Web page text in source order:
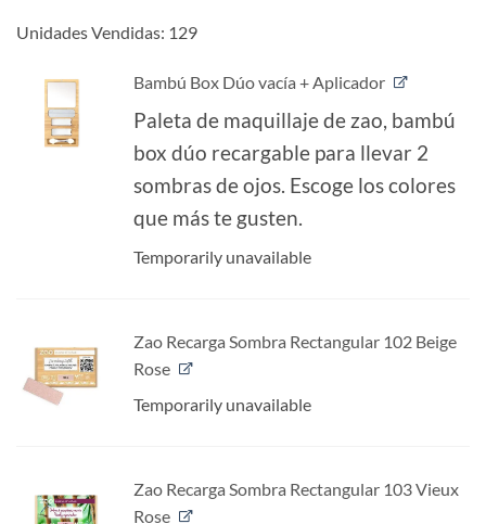
Unidades Vendidas: 129
Bambú Box Dúo vacía + Aplicador
Paleta de maquillaje de zao, bambú
box dúo recargable para llevar 2
sombras de ojos. Escoge los colores
que más te gusten.
Temporarily unavailable
Zao Recarga Sombra Rectangular 102 Beige
Rose
Temporarily unavailable
Zao Recarga Sombra Rectangular 103 Vieux
Rose